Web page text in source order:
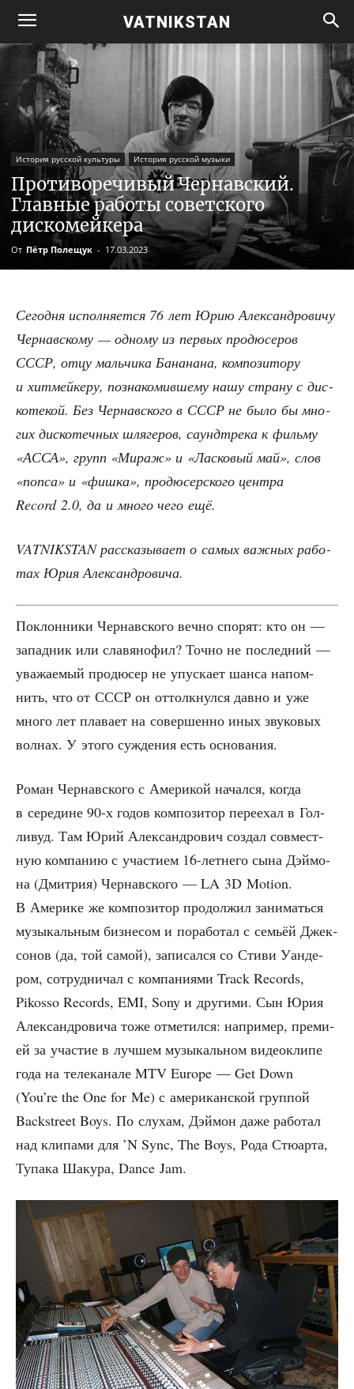
VATNIKSTAN
История русской культуры История русской музыки
Противоречивый Чернавский.
Главные работы советского
дискомейкера
От Пётр Полещук - 17.03.2023
Сего­дня испол­ня­ет­ся 76 лет Юрию Алек­сан­дро­ви­чу
Чер­нав­ско­му — одно­му из пер­вых про­дю­се­ров
СССР, отцу маль­чи­ка Бана­на­на, ком­по­зи­то­ру
и хит­мей­ке­ру, позна­ко­мив­ше­му нашу стра­ну с дис­
ко­те­кой. Без Чер­нав­ско­го в СССР не было бы мно­
гих дис­ко­теч­ных шля­ге­ров, саунд­тре­ка к филь­му
«АССА», групп «Мираж» и «Лас­ко­вый май», слов
«попса» и «фиш­ка», про­дю­сер­ско­го цен­тра
Record 2.0, да и мно­го чего ещё.
VATNIKSTAN рас­ска­зы­ва­ет о самых важ­ных рабо­
тах Юрия Александровича.
Поклон­ни­ки Чер­нав­ско­го веч­но спо­рят: кто он —
запад­ник или сла­вя­но­фил? Точ­но не послед­ний —
ува­жа­е­мый про­дю­сер не упус­ка­ет шан­са напом­
нить, что от СССР он оттолк­нул­ся дав­но и уже
мно­го лет пла­ва­ет на совер­шен­но иных зву­ко­вых
вол­нах. У это­го суж­де­ния есть основания.
Роман Чер­нав­ско­го с Аме­ри­кой начал­ся, когда
в сере­дине 90‑х годов ком­по­зи­тор пере­ехал в Гол­
ли­вуд. Там Юрий Алек­сан­дро­вич создал сов­мест­
ную ком­па­нию с уча­сти­ем 16-лет­не­го сына Дэй­мо­
на (Дмит­рия) Чер­нав­ско­го — LA 3D Motion.
В Аме­ри­ке же ком­по­зи­тор про­дол­жил зани­мать­ся
музы­каль­ным биз­не­сом и пора­бо­тал с семьёй Джек­
со­нов (да, той самой), запи­сал­ся со Сти­ви Уан­де­
ром, сотруд­ни­чал с ком­па­ни­я­ми Track Records,
Pikosso Records, EMI, Sony и дру­ги­ми. Сын Юрия
Алек­сан­дро­ви­ча тоже отме­тил­ся: напри­мер, пре­ми­
ей за уча­стие в луч­шем музы­каль­ном видео­кли­пе
года на теле­ка­на­ле MTV Europe — Get Down
(You’re the One for Me) с аме­ри­кан­ской груп­пой
Backstreet Boys. По слу­хам, Дэй­мон даже рабо­тал
над кли­па­ми для ’N Sync, The Boys, Рода Стю­ар­та,
Тупа­ка Шаку­ра, Dance Jam.